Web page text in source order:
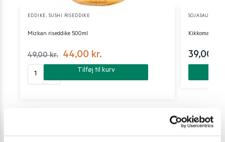
EDDIKE,SUSHI RISEDDIKE
Mizkan riseddike 500ml
49,00kr. 44,00 kr.
Tilføj til kurv
SOJASAUCE
Kikkoman
39,00